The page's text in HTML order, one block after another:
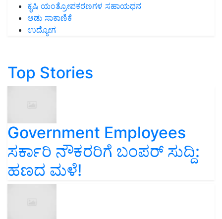
ಕೃಷಿ ಯಂತ್ರೋಪಕರಣಗಳ ಸಹಾಯಧನ
ಆಡು ಸಾಕಾಣಿಕೆ
ಉದ್ಯೋಗ
Top Stories
Government Employees
ಸರ್ಕಾರಿ ನೌಕರರಿಗೆ ಬಂಪರ್‌ ಸುದ್ದಿ:
ಹಣದ ಮಳೆ!